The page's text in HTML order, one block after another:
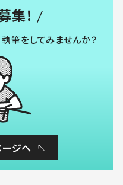
集！
筆をしてみませんか？
ジへ